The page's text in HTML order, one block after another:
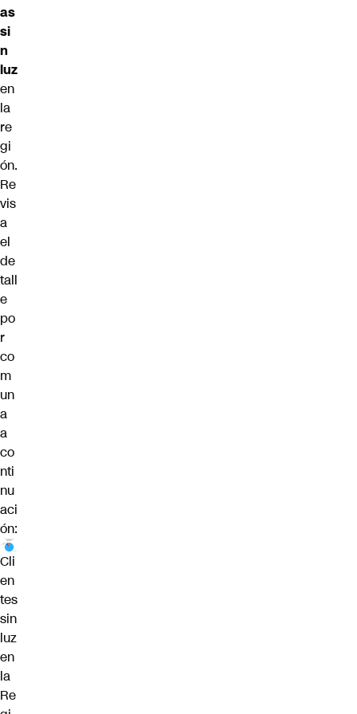
as
si
n
luz
en
la
re
gi
ón.
Re
vis
a
el
de
tall
e
po
r
co
m
un
a
a
co
nti
nu
aci
ón:
Cli
en
tes
sin
luz
en
la
Re